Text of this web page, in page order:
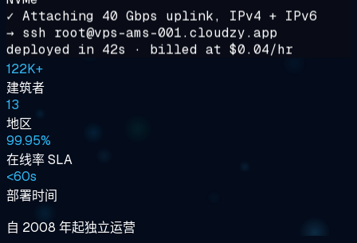
✓ Attaching 40 Gbps uplink, IPv4 + IPv6
→ ssh root@vps-ams-001.cloudzy.app
deployed in 42s · billed at $0.04/hr
122K+
建筑者
13
地区
99.95%
在线率 SLA
<60s
部署时间
自 2008 年起独立运营